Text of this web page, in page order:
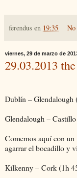
ferendus en 19:35 No
viernes, 29 de marzo de
29.03.2013
Dublín – Glendalough
Glendalough –
Comemos aquí con
agarrar el bocadillo y
Kilkenny – Cork (1h